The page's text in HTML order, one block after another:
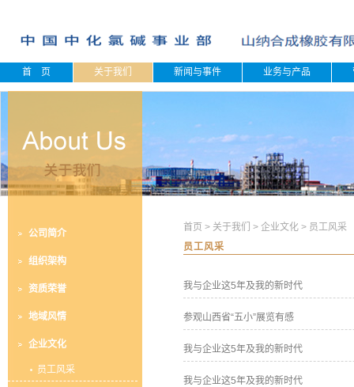
首 页 关于我们 新闻与事件 业务与产品
公司简介
组织架构
资质荣誉
地域风情
企业文化
员工风采
首页 > 关于我们 > 企业文化> 员工风采
员工风采
我与企业这5年及我的新时代
参观山西省“五小”展览有感
我与企业这5年及我的新时代
我与企业这5年及我的新时代